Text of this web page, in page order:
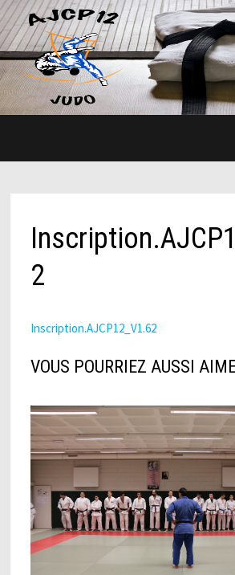
Passer
au
contenu
2
Inscription.AJCP12_V1.62
VOUS POURRIEZ AUSSI